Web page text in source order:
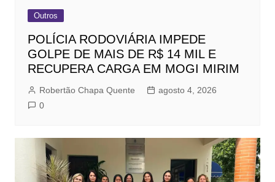
Outros
POLÍCIA RODOVIÁRIA IMPEDE
GOLPE DE MAIS DE R$ 14 MIL E
RECUPERA CARGA EM MOGI MIRIM
Robertão Chapa Quente
agosto 4, 2026
0